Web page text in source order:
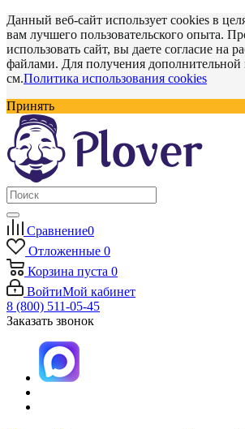
Данный веб-сайт использует cookies в
вам лучшего пользовательского опыта.
использовать сайт, вы даете согласие на
файлами. Для получения
см.Политика использования cookies
Принять
Сравнение0
Отложенные 0
Корзина пуста 0
ВойтиМой кабинет
8 (800) 511-05-45
Заказать звонок